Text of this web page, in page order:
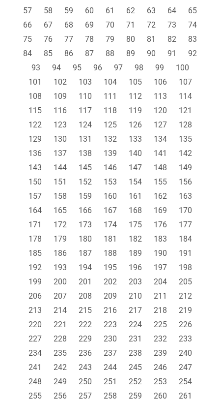
57
58 59 60 61 62 63 64
65
66
67 68 69 70 71 72 73
74
75
76 77 78 79 80 81 82
83
84
85 86 87 88 89 90 91
92
93
94 95 96 97 98 99
100
101
102 103 104 105 106
107
108
109 110 111 112 113
114
115
116 117 118 119 120
121
122
123 124 125 126 127
128
129
130 131 132 133 134
135
136
137 138 139 140 141
142
143
144 145 146 147 148
149
150
151 152 153 154 155
156
157
158 159 160 161 162
163
164
165 166 167 168 169
170
171
172 173 174 175 176
177
178
179 180 181 182 183
184
185
186 187 188 189 190
191
192
193 194 195 196 197
198
199
200 201 202 203 204
205
206
207 208 209 210 211
212
213
214 215 216 217 218
219
220
221 222 223 224 225
226
227
228 229 230 231 232
233
234
235 236 237 238 239
240
241
242 243 244 245 246
247
248
249 250 251 252 253
254
255
256 257 258 259 260
261